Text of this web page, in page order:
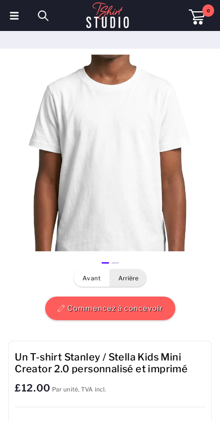
0
Chapeaux et Casquettes
Vêtements de sport
Vêtements de travail
Polaires & Vestes
Haute visibilité
Hommes
Tasses
avant arrière
Commencez à concevoir
Un T-shirt Stanley / Stella Kids Mini
Creator 2.0 personnalisé et imprimé
£12.00 Par unité, TVA incl.